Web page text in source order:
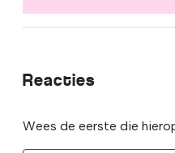
Reacties
Wees de eerste die